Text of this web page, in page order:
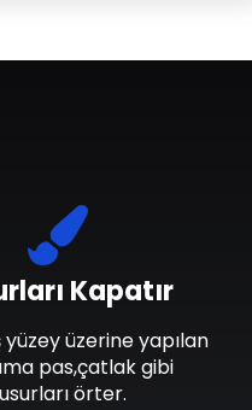
Kapatır
yüzey üzerine yapılan
pas,çatlak gibi
örter.